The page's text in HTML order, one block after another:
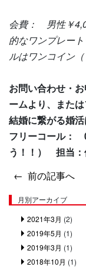
会費： 男性￥
的なワンプレー
ルはワンコイン
お問い合わせ・
ームより、また
結婚に繋がる婚
フリーコール：
う！！） 担当：
前の記事へ
月別アーカイブ
2021年3月 (2)
2019年5月 (1)
2019年3月 (1)
2018年10月 (1)